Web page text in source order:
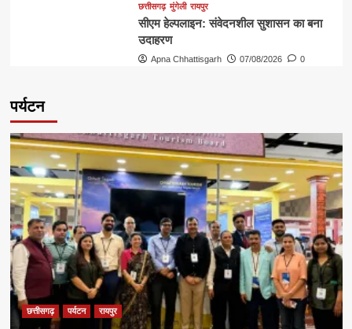
छत्तीसगढ़ मुंगेली रायपुर
सीएम हेल्पलाइन: संवेदनशील सुशासन का बना
उदाहरण
Apna Chhattisgarh 07/08/2026 0
पर्यटन
छत्तीसगढ़ पर्यटन रायपुर